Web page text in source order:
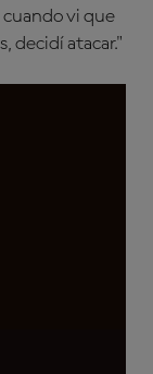
vi que
decidí atacar."